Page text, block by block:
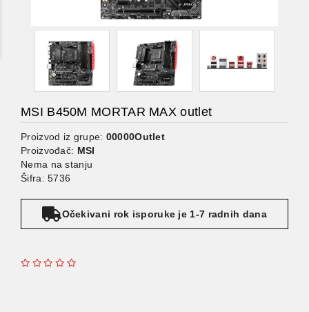
MSI B450M MORTAR MAX outlet
Proizvod iz grupe: 00000Outlet
Proizvođač: MSI
Nema na stanju
Šifra: 5736
Očekivani rok isporuke je 1-7 radnih dana